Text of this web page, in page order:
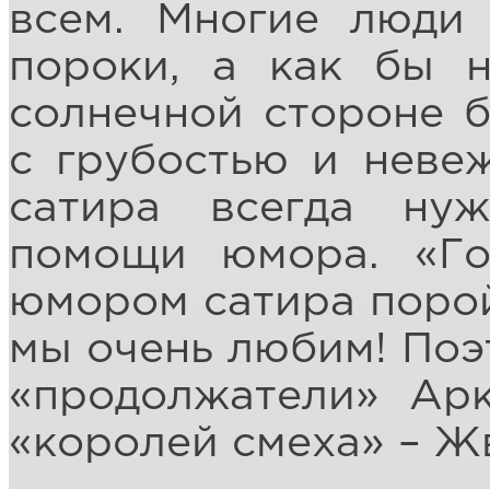
всем. Многие люди
пороки, а как бы
солнечной стороне
с грубостью и
сатира всегда
помощи юмора.
юмором сатира
мы очень любим!
«продолжатели»
«королей смеха» –